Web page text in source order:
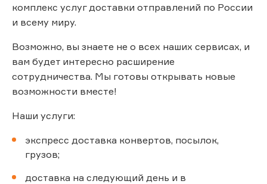
комплекс услуг доставки отправлений по России
и всему миру.
Возможно, вы знаете не о всех наших сервисах, и
вам будет интересно расширение
сотрудничества. Мы готовы открывать новые
возможности вместе!
Наши услуги:
экспресс доставка конвертов, посылок,
грузов;
доставка на следующий день и в